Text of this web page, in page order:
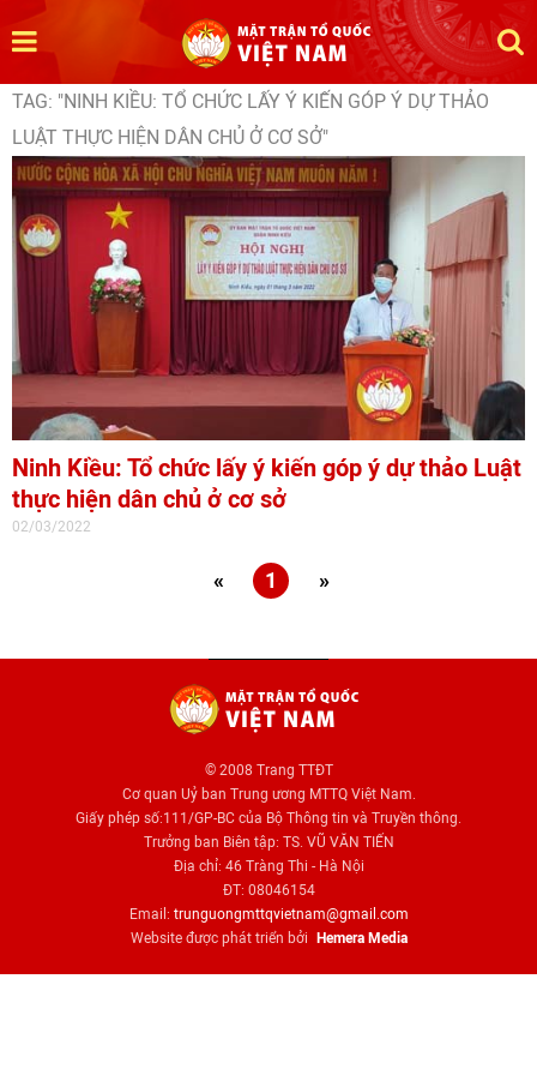
TAG: "NINH KIỀU: TỔ CHỨC LẤY Ý KIẾN GÓP Ý DỰ THẢO
LUẬT THỰC HIỆN DÂN CHỦ Ở CƠ SỞ"
Ninh Kiều: Tổ chức lấy ý kiến góp ý dự thảo Luật
thực hiện dân chủ ở cơ sở
02/03/2022
« 1 »
© 2008 Trang TTĐT
Cơ quan Uỷ ban Trung ương MTTQ Việt Nam.
Giấy phép số:111/GP-BC của Bộ Thông tin và Truyền thông.
Trưởng ban Biên tập: TS. VŨ VĂN TIẾN
Địa chỉ: 46 Tràng Thi - Hà Nội
ĐT: 08046154
Email: trunguongmttqvietnam@gmail.com
Website được phát triển bởi
Hemera Media